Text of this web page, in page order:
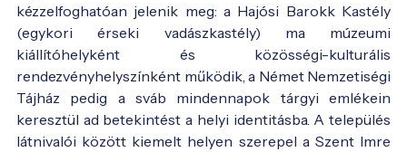
kézzelfoghatóan jelenik meg: a Hajósi Barokk Kastély
(egykori érseki vadászkastély) ma múzeumi
kiállítóhelyként és közösségi-kulturális
rendezvényhelyszínként működik, a Német Nemzetiségi
Tájház pedig a sváb mindennapok tárgyi emlékein
keresztül ad betekintést a helyi identitásba. A település
látnivalói között kiemelt helyen szerepel a Szent Imre